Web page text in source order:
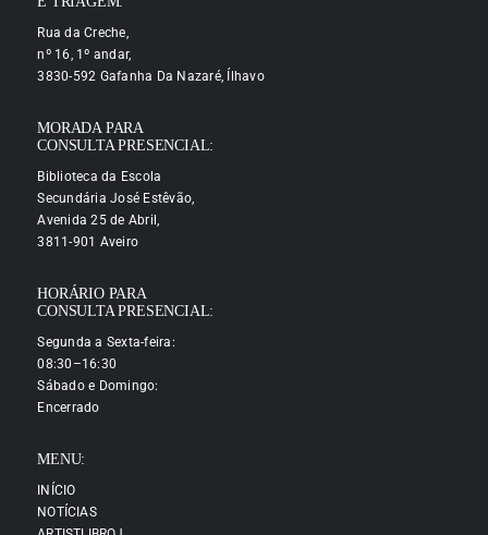
Rua da Creche,
nº 16, 1º andar,
3830-592 Gafanha Da Nazaré, Ílhavo
MORADA PARA
CONSULTA PRESENCIAL:
Biblioteca da Escola
Secundária José Estêvão,
Avenida 25 de Abril,
3811-901 Aveiro
HORÁRIO PARA
CONSULTA PRESENCIAL:
Segunda a Sexta-feira:
08:30–16:30
Sábado e Domingo:
Encerrado
MENU:
INÍCIO
NOTÍCIAS